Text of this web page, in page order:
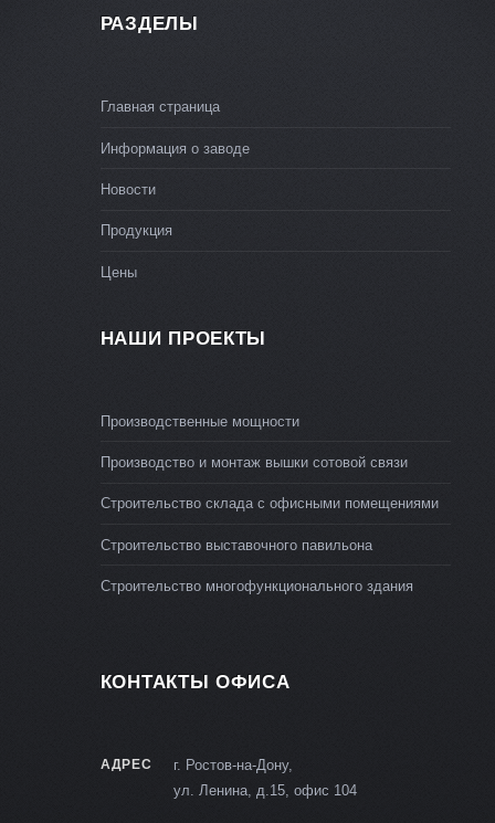
РАЗДЕЛЫ
Главная страница
Информация о заводе
Новости
Продукция
Цены
НАШИ ПРОЕКТЫ
Производственные мощности
Производство и монтаж вышки сотовой связи
Строительство склада с офисными помещениями
Строительство выставочного павильона
Строительство многофункционального здания
КОНТАКТЫ ОФИСА
АДРЕС
г. Ростов-на-Дону,
ул. Ленина, д.15, офис 104